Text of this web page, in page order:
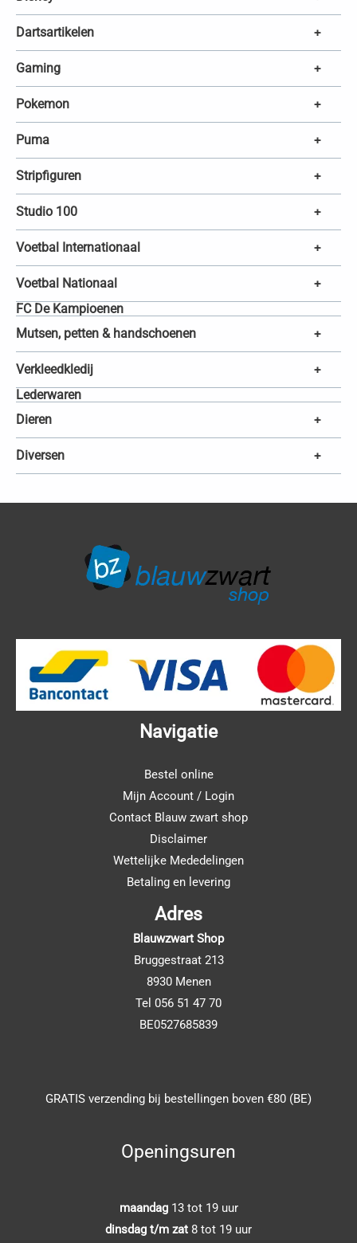
Dartsartikelen +
Gaming +
Pokemon +
Puma +
Stripfiguren +
Studio 100 +
Voetbal Internationaal +
Voetbal Nationaal +
FC De Kampioenen
Mutsen, petten & handschoenen
+
Verkleedkledij +
Lederwaren
Dieren
+
Diversen +
Navigatie
Bestel online
Mijn Account / Login
Contact Blauw zwart shop
Disclaimer
Wettelijke Mededelingen
Betaling en levering
Adres
Blauwzwart Shop
Bruggestraat 213
8930 Menen
Tel 056 51 47 70
BE0527685839
GRATIS verzending bij bestellingen boven €80 (BE)
Openingsuren
maandag 13 tot 19 uur
dinsdag t/m zat 8 tot 19 uur